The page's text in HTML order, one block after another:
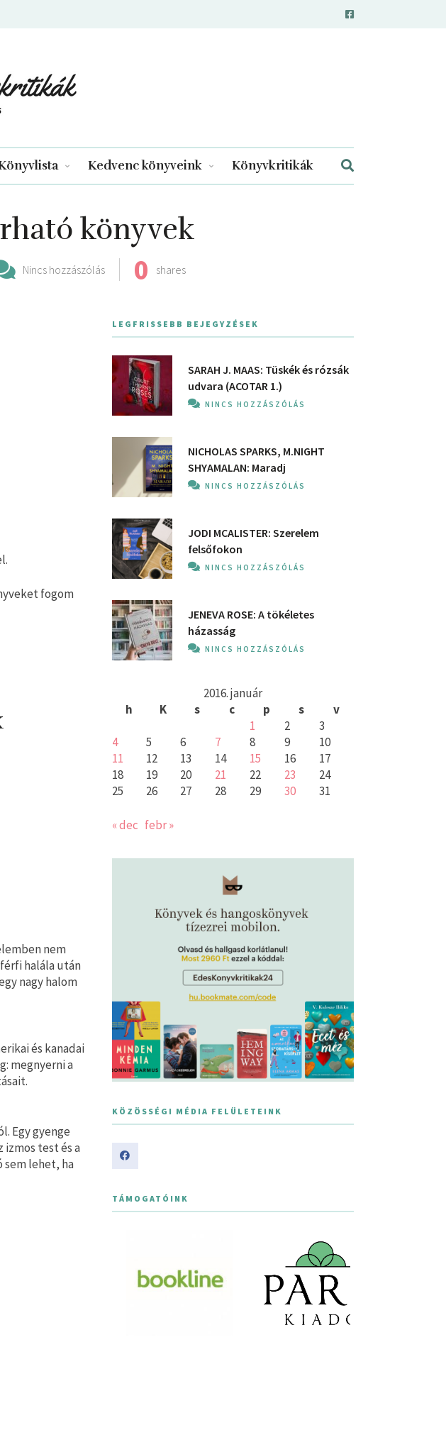
Kedvenc könyveink Könyvkritikák
könyvek
Nincs hozzászólás 0 shares
fogom
nem
halála után
nagy halom
és kanadai
megnyerni a
Egy gyenge
test és a
sem lehet, ha
LEGFRISSEBB BEJEGYZÉSEK
SARAH J. MAAS: Tüskék és rózsák
udvara (ACOTAR 1.)
NINCS HOZZÁSZÓLÁS
NICHOLAS SPARKS, M.NIGHT
SHYAMALAN: Maradj
NINCS HOZZÁSZÓLÁS
JODI MCALISTER: Szerelem
felsőfokon
NINCS HOZZÁSZÓLÁS
JENEVA ROSE: A ​tökéletes
házasság
NINCS HOZZÁSZÓLÁS
2016. január
h
K s c p s
v
1
2
3
4
5 6 7 8 9
10
11
12 13 14 15 16
17
18
19 20 21 22 23
24
25
26 27 28 29 30 31
« dec febr »
KÖZÖSSÉGI MÉDIA FELÜLETEINK
TÁMOGATÓINK